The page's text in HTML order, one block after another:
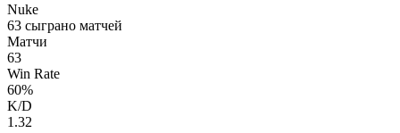
Nuke
63 сыграно матчей
Матчи
63
Win Rate
60%
K/D
1.32